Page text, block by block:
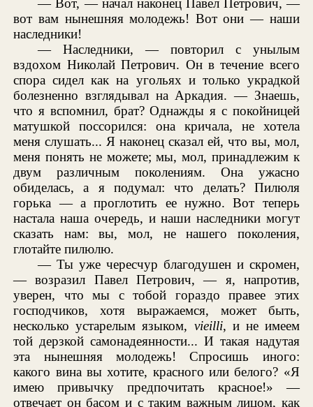
вот вам нынешняя молодежь! Вот они — наши
наследники!
— Наследники, — повторил с унылым
вздохом Николай Петрович. Он в течение всего
спора сидел как на угольях и только украдкой
болезненно взглядывал на Аркадия. — Знаешь,
что я вспомнил, брат? Однажды я с покойницей
матушкой поссорился: она кричала, не хотела
меня слушать... Я наконец сказал ей, что вы, мол,
меня понять не можете; мы, мол, принадлежим к
двум различным поколениям. Она ужасно
обиделась, а я подумал: что делать? Пилюля
горька — а проглотить ее нужно. Вот теперь
настала наша очередь, и наши наследники могут
сказать нам: вы, мол, не нашего поколения,
глотайте пилюлю.
— Ты уже чересчур благодушен и скромен,
— возразил Павел Петрович, — я, напротив,
уверен, что мы с тобой гораздо правее этих
господчиков, хотя выражаемся, может быть,
несколько устарелым языком, vieilli, и не имеем
той дерзкой самонадеянности... И такая надутая
эта нынешняя молодежь! Спросишь иного:
какого вина вы хотите, красного или белого? «Я
имею привычку предпочитать красное!» —
отвечает он басом и с таким важным лицом, как